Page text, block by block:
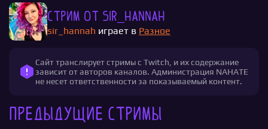
Стрим от sir_hannah
sir_hannah играет в Разное
Сайт транслирует стримы с Twitch, и их содержание
зависит от авторов каналов. Администрация NAHATE
не несет ответственности за показываемый контент.
Предыдущие стримы